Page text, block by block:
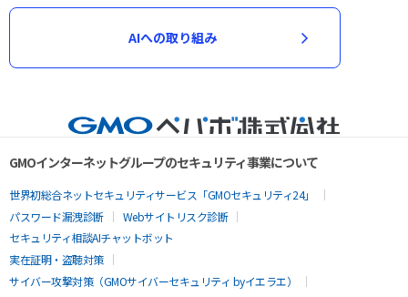
AIへの取り組み
GMOインターネットグループのセキュリティ事業について
世界初総合ネットセキュリティサービス「GMOセキュリティ24」
パスワード漏洩診断
Webサイトリスク診断
セキュリティ相談AIチャットボット
実在証明・盗聴対策
サイバー攻撃対策（GMOサイバーセキュリティ byイエラエ）